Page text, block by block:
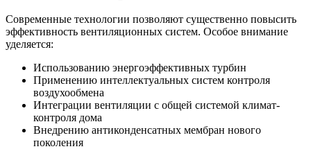
Современные технологии позволяют существенно повысить
эффективность вентиляционных систем. Особое внимание
уделяется:
Использованию энергоэффективных турбин
Применению интеллектуальных систем контроля
воздухообмена
Интеграции вентиляции с общей системой климат-
контроля дома
Внедрению антиконденсатных мембран нового
поколения